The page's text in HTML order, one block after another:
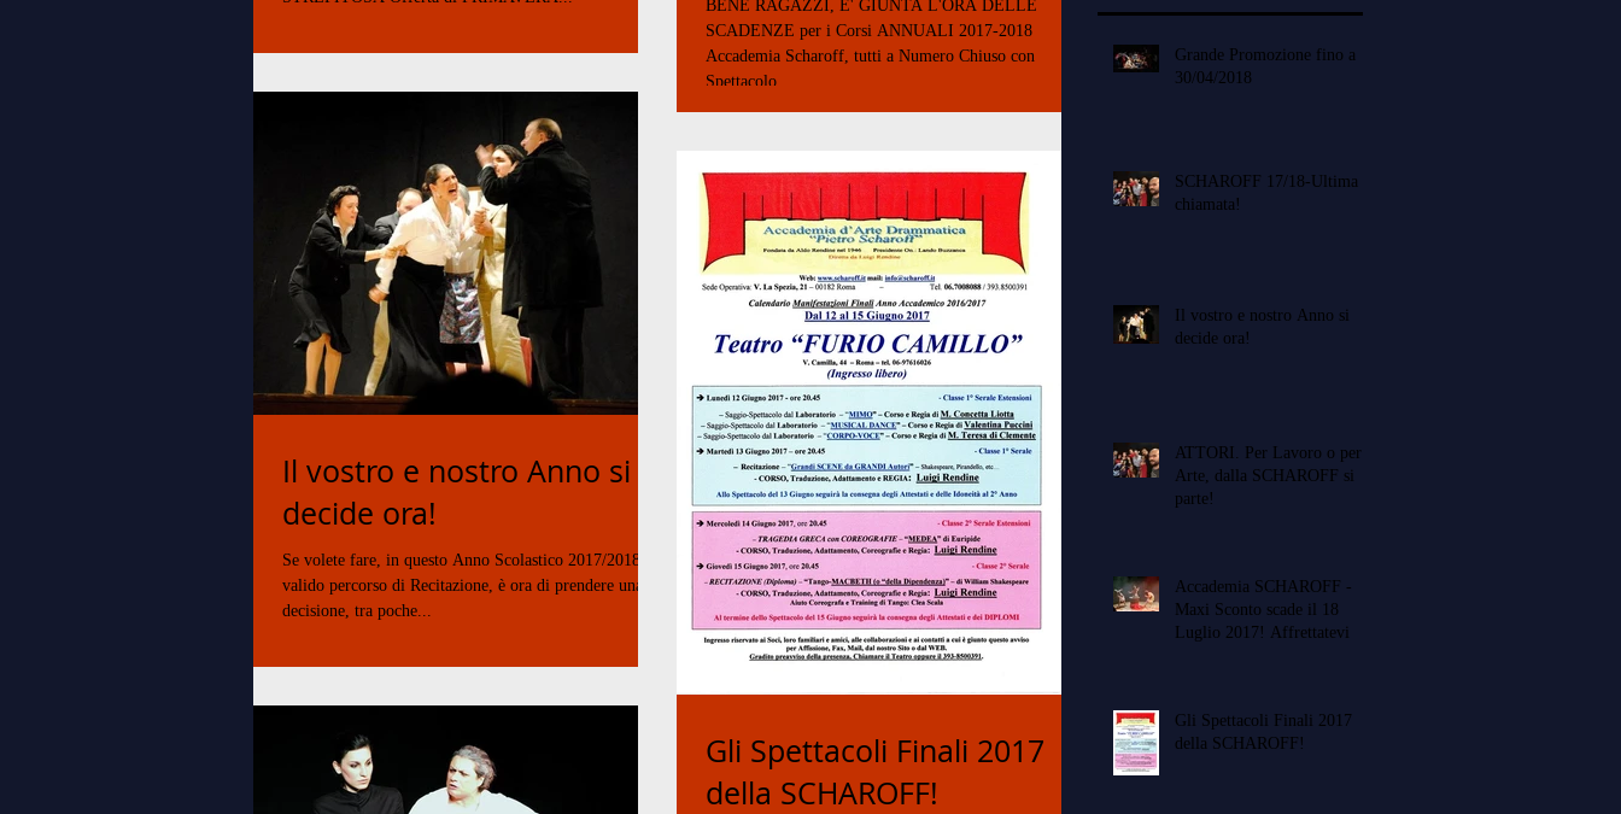
BENE RAGAZZI, E' GIUNTA L'ORA DELLE
SCADENZE per i Corsi ANNUALI 2017-2018
Accademia Scharoff, tutti a Numero Chiuso con
Spettacolo...
Il vostro e nostro Anno si
decide ora!
Se volete fare, in questo Anno Scolastico 2017/2018, un
valido percorso di Recitazione, è ora di prendere una
decisione, tra poche...
Gli Spettacoli Finali 2017
della SCHAROFF!
Grande Promozione fino a
30/04/2018
SCHAROFF 17/18-Ultima
chiamata!
Il vostro e nostro Anno si
decide ora!
ATTORI. Per Lavoro o per
Arte, dalla SCHAROFF si
parte!
Accademia SCHAROFF -
Maxi Sconto scade il 18
Luglio 2017! Affrettatevi
Gli Spettacoli Finali 2017
della SCHAROFF!